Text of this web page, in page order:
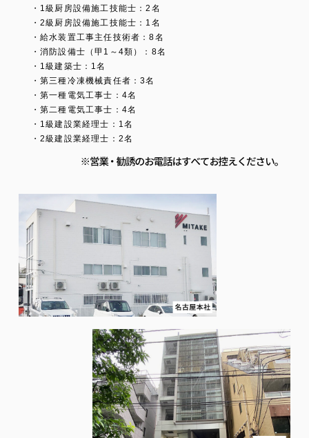
・1級厨房設備施工技能士：2名
・2級厨房設備施工技能士：1名
・給水装置工事主任技術者：8名
・消防設備士（甲1～4類）：8名
・1級建築士：1名
・第三種冷凍機械責任者：3名
・第一種電気工事士：4名
・第二種電気工事士：4名
・1級建設業経理士：1名
・2級建設業経理士：2名